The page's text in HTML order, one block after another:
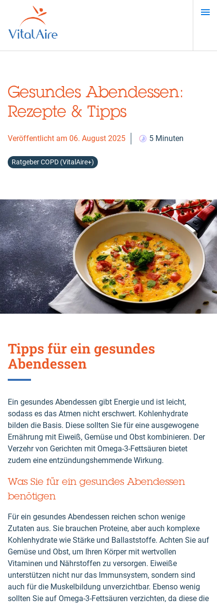
Inhalt
Gesundes Abendessen:
Rezepte & Tipps
Veröffentlicht am 06. August 2025 5 Minuten
Ratgeber COPD (VitalAire+)
Tipps für ein gesundes
Abendessen
Ein gesundes Abendessen gibt Energie und ist leicht,
sodass es das Atmen nicht erschwert. Kohlenhydrate
bilden die Basis. Diese sollten Sie für eine ausgewogene
Ernährung mit Eiweiß, Gemüse und Obst kombinieren. Der
Verzehr von Gerichten mit Omega-3-Fettsäuren bietet
zudem eine entzündungshemmende Wirkung.
Was Sie für ein gesundes Abendessen
benötigen
Für ein gesundes Abendessen reichen schon wenige
Zutaten aus. Sie brauchen Proteine, aber auch komplexe
Kohlenhydrate wie Stärke und Ballaststoffe. Achten Sie auf
Gemüse und Obst, um Ihren Körper mit wertvollen
Vitaminen und Nährstoffen zu versorgen. Eiweiße
unterstützen nicht nur das Immunsystem, sondern sind
auch für die Muskelbildung unverzichtbar. Ebenso wenig
sollten Sie auf Omega-3-Fettsäuren verzichten, da diese die